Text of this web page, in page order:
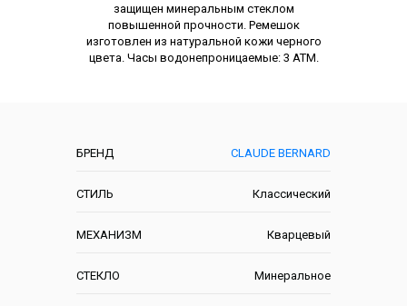
БРЕНД CLAUDE BERNARD
СТИЛЬ Классический
МЕХАНИЗМ Кварцевый
СТЕКЛО Минеральное
защищен минеральным стеклом
повышенной прочности. Ремешок
изготовлен из натуральной кожи черного
цвета. Часы водонепроницаемые: 3 АТМ.